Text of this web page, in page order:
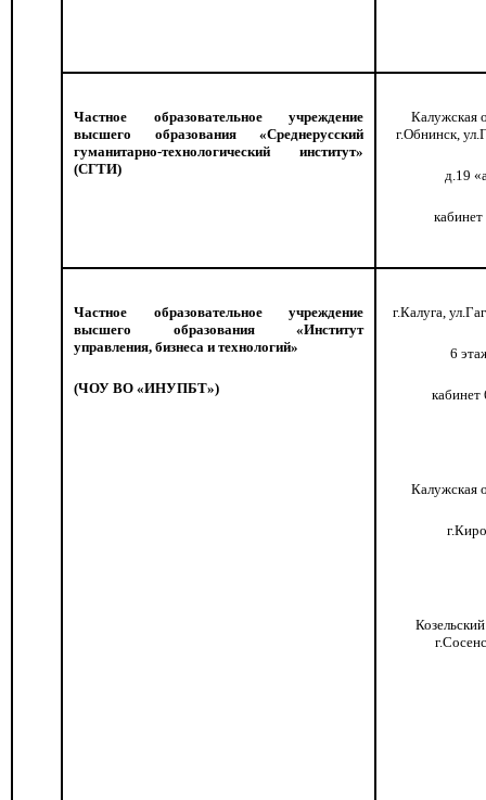
Частное образовательное учреждение
высшего образования «Среднерусский
гуманитарно-технологический институт»
(СГТИ)
Калужская
г.Обнинск,
д.19
Частное образовательное учреждение
высшего образования «Институт
управления, бизнеса и технологий»
(ЧОУ ВО «ИНУПБТ»)
г.Калуга,
6
кабинет
Калужская